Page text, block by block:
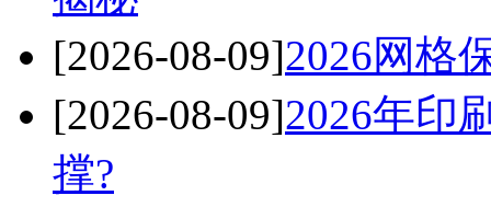
[2026-08-09]2026网格
[2026-08-09]2026年印
撑?